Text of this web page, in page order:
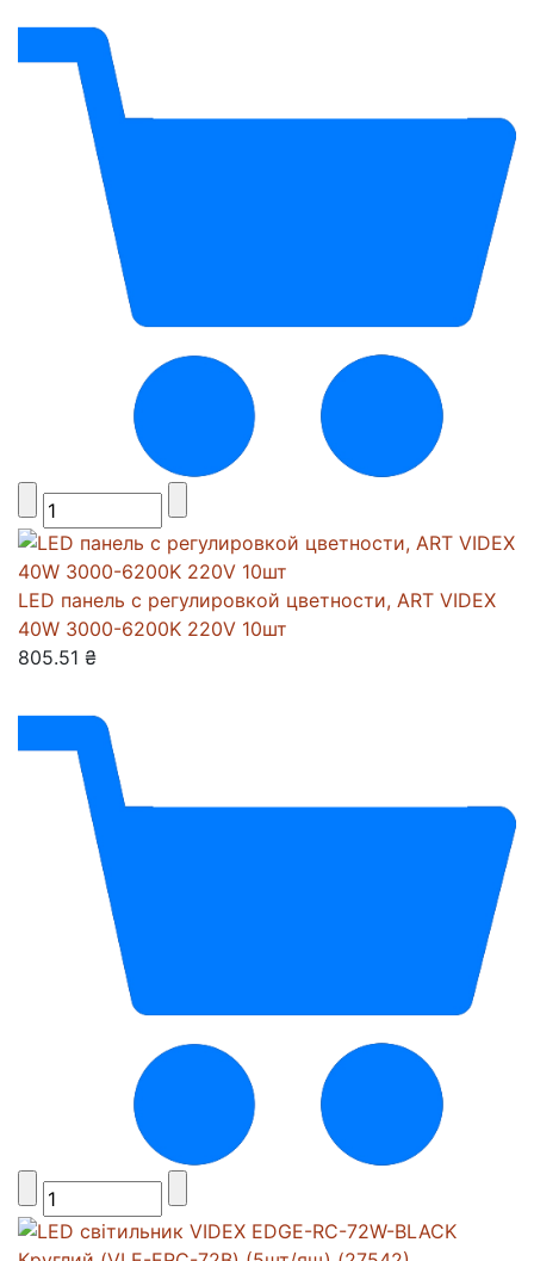
LED панель с регулировкой цветности, ART VIDEX
40W 3000-6200K 220V 10шт
805.51 ₴